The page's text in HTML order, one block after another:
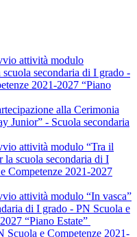
attività modulo
scuola secondaria di I grado -
2021-2027 “Piano
alla Cerimonia
Junior” - Scuola secondaria
attività modulo “Tra il
la scuola secondaria di I
Competenze 2021-2027
attività modulo “In vasca”
di I grado - PN Scuola e
“Piano Estate”
Scuola e Competenze 2021-